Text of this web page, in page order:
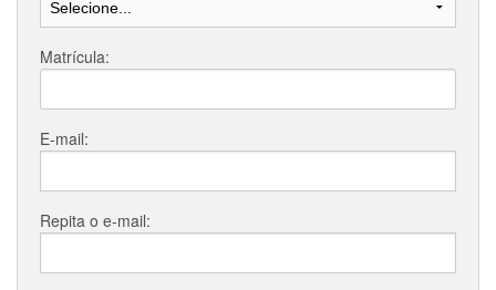
Matrícula:
E-mail:
Repita o e-mail: